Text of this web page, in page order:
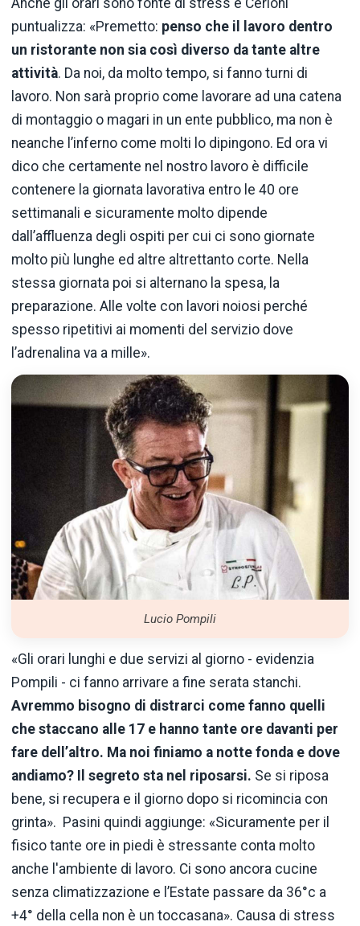
puntualizza: «Premetto: penso che il lavoro dentro
un ristorante non sia così diverso da tante altre
attività. Da noi, da molto tempo, si fanno turni di
lavoro. Non sarà proprio come lavorare ad una catena
di montaggio o magari in un ente pubblico, ma non è
neanche l’inferno come molti lo dipingono. Ed ora vi
dico che certamente nel nostro lavoro è difficile
contenere la giornata lavorativa entro le 40 ore
settimanali e sicuramente molto dipende
dall’affluenza degli ospiti per cui ci sono giornate
molto più lunghe ed altre altrettanto corte. Nella
stessa giornata poi si alternano la spesa, la
preparazione. Alle volte con lavori noiosi perché
spesso ripetitivi ai momenti del servizio dove
l’adrenalina va a mille».
Lucio Pompili
«Gli orari lunghi e due servizi al giorno - evidenzia
Pompili - ci fanno arrivare a fine serata stanchi.
Avremmo bisogno di distrarci come fanno quelli
che staccano alle 17 e hanno tante ore davanti per
fare dell’altro. Ma noi finiamo a notte fonda e dove
andiamo? Il segreto sta nel riposarsi. Se si riposa
bene, si recupera e il giorno dopo si ricomincia con
grinta». Pasini quindi aggiunge: «Sicuramente per il
fisico tante ore in piedi è stressante conta molto
anche l'ambiente di lavoro. Ci sono ancora cucine
senza climatizzazione e l’Estate passare da 36°c a
+4° della cella non è un toccasana». Causa di stress